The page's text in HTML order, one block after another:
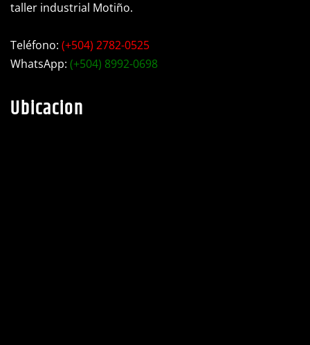
Choluteca, barrio Libertad, Ave. Bojorque contiguo a
taller industrial Motiño.
WhatsApp:(+504) 8992-0698